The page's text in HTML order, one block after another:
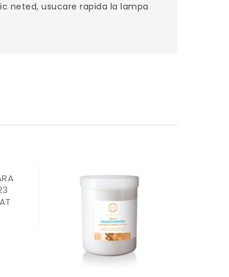
neted, usucare rapida la lampa